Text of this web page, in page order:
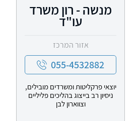
מנשה - רון משרד
עו"ד
אזור המרכז
055-4532882
יוצאי פרקליטות ומשרדים מובילים,
ניסיון רב בייצוג בהליכים פליליים
וצווארון לבן